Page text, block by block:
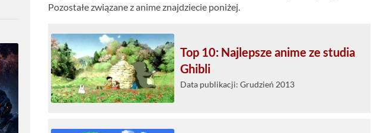
Pozostałe związane z anime znajdziecie poniżej.
Top 10: Najlepsze anime ze studia
Ghibli
Data publikacji: Grudzień 2013